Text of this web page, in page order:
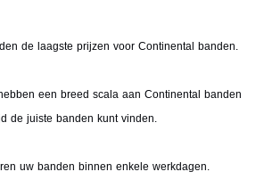
de laagste prijzen voor Continental banden.
een breed scala aan Continental banden
de juiste banden kunt vinden.
uw banden binnen enkele werkdagen.